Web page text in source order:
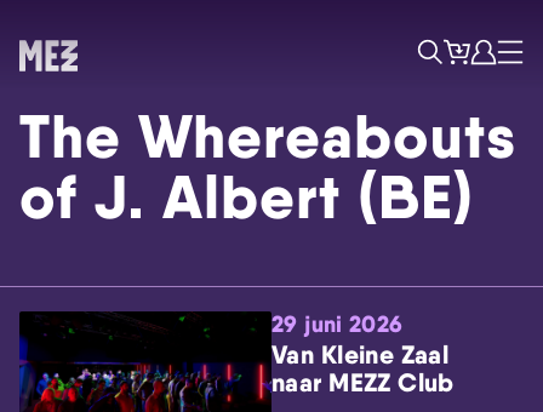
Skip navigatie
ZoekTicketsAccount
Menu
The Whereabouts
of J. Albert (BE)
29 juni 2026
Van Kleine Zaal
naar MEZZ Club